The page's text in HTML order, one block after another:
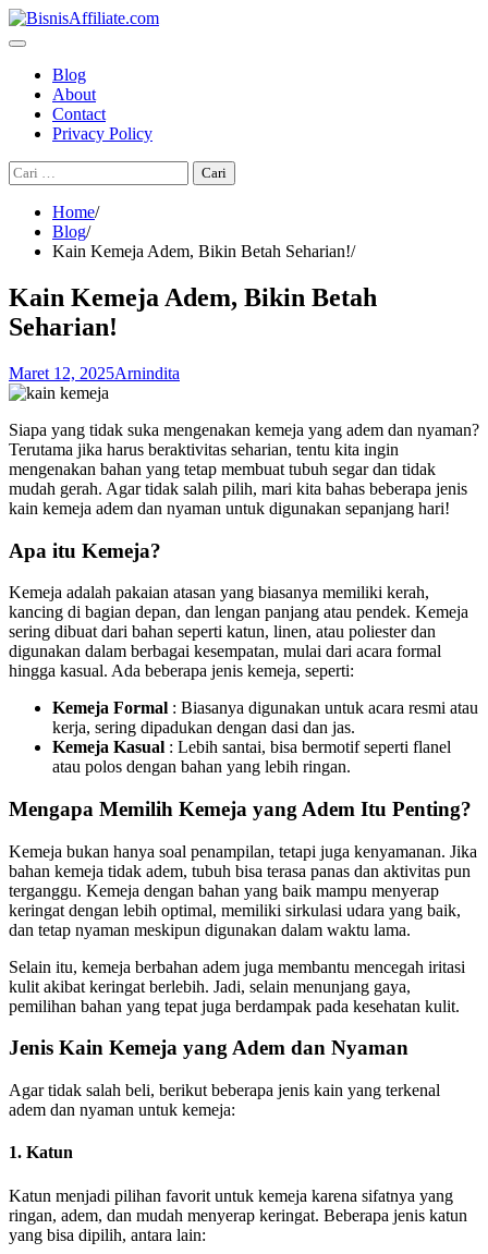
Skip
to
Blog
About
Contact
Privacy Policy
Cari
untuk:
Home
Blog
Kain Kemeja Adem, Bikin Betah Seharian!
Kain Kemeja Adem, Bikin Betah
Seharian!
Maret 12, 2025Arnindita
Siapa yang tidak suka mengenakan kemeja yang adem dan nyaman?
Terutama jika harus beraktivitas seharian, tentu kita ingin
mengenakan bahan yang tetap membuat tubuh segar dan tidak
mudah gerah. Agar tidak salah pilih, mari kita bahas beberapa jenis
kain kemeja adem dan nyaman untuk digunakan sepanjang hari!
Apa itu Kemeja?
Kemeja adalah pakaian atasan yang biasanya memiliki kerah,
kancing di bagian depan, dan lengan panjang atau pendek. Kemeja
sering dibuat dari bahan seperti katun, linen, atau poliester dan
digunakan dalam berbagai kesempatan, mulai dari acara formal
hingga kasual. Ada beberapa jenis kemeja, seperti:
Kemeja Formal : Biasanya digunakan untuk acara resmi atau
kerja, sering dipadukan dengan dasi dan jas.
Kemeja Kasual : Lebih santai, bisa bermotif seperti flanel
atau polos dengan bahan yang lebih ringan.
Mengapa Memilih Kemeja yang Adem Itu Penting?
Kemeja bukan hanya soal penampilan, tetapi juga kenyamanan. Jika
bahan kemeja tidak adem, tubuh bisa terasa panas dan aktivitas pun
terganggu. Kemeja dengan bahan yang baik mampu menyerap
keringat dengan lebih optimal, memiliki sirkulasi udara yang baik,
dan tetap nyaman meskipun digunakan dalam waktu lama.
Selain itu, kemeja berbahan adem juga membantu mencegah iritasi
kulit akibat keringat berlebih. Jadi, selain menunjang gaya,
pemilihan bahan yang tepat juga berdampak pada kesehatan kulit.
Jenis Kain Kemeja yang Adem dan Nyaman
Agar tidak salah beli, berikut beberapa jenis kain yang terkenal
adem dan nyaman untuk kemeja:
1. Katun
Katun menjadi pilihan favorit untuk kemeja karena sifatnya yang
ringan, adem, dan mudah menyerap keringat. Beberapa jenis katun
yang bisa dipilih, antara lain: